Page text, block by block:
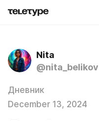
Nita
Дневник
December 13, 2024